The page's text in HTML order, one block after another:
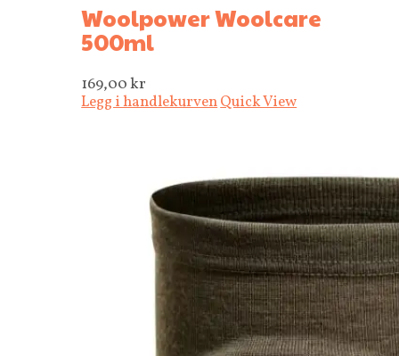
Woolpower Woolcare
500ml
169,00kr
Legg i handlekurvenQuick View